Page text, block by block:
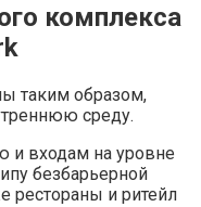
комплекса
таким образом,
среду.
и входам на уровне
безбарьерной
рестораны и ритейл